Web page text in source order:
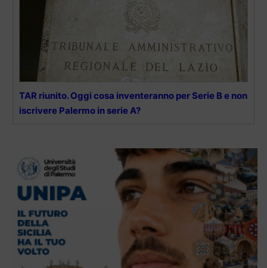
TAR riunito. Oggi cosa inventeranno per Serie B e non
iscrivere Palermo in serie A?